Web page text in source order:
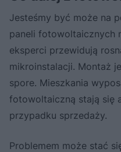
Jesteśmy być może na
paneli fotowoltaicznych
eksperci przewidują
mikroinstalacji. Montaż
spore. Mieszkania
fotowoltaiczną stają się
przypadku sprzedaży.
Problemem może stać